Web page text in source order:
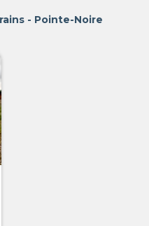
- Pointe-Noire